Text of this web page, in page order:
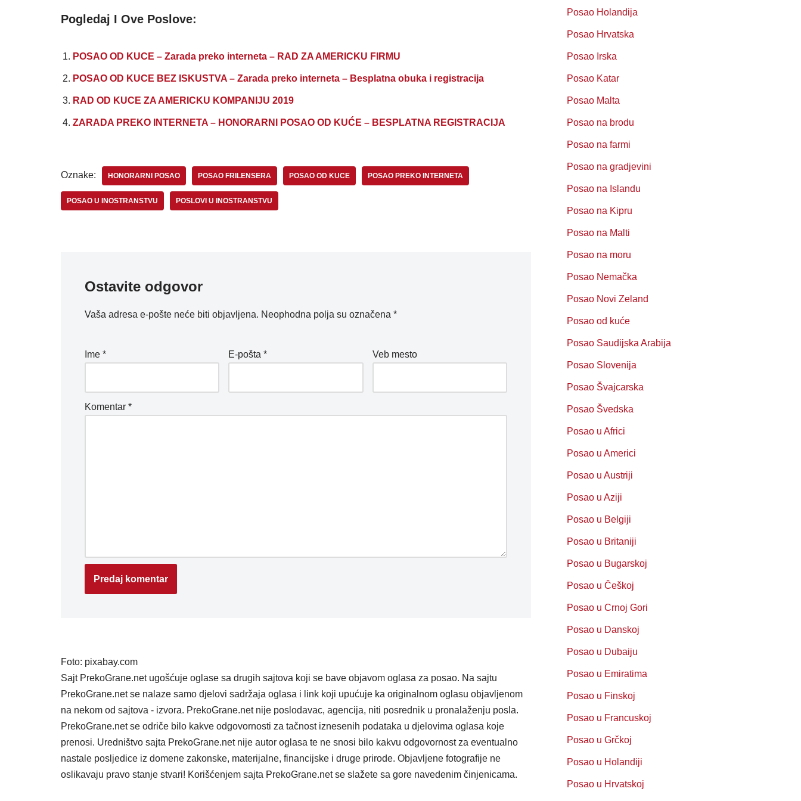
Pogledaj I Ove Poslove:
POSAO OD KUCE – Zarada preko interneta – RAD ZA AMERICKU FIRMU
POSAO OD KUCE BEZ ISKUSTVA – Zarada preko interneta – Besplatna obuka i registracija
RAD OD KUCE ZA AMERICKU KOMPANIJU 2019
ZARADA PREKO INTERNETA – HONORARNI POSAO OD KUĆE – BESPLATNA REGISTRACIJA
Oznake: HONORARNI POSAO POSAO FRILENSERA POSAO OD KUCE POSAO PREKO INTERNETA
POSAO U INOSTRANSTVU POSLOVI U INOSTRANSTVU
Ostavite odgovor
Vaša adresa e-pošte neće biti objavljena. Neophodna polja su označena *
Ime * E-pošta* Veb mesto
Komentar *
Foto: pixabay.com
Sajt PrekoGrane.net ugošćuje oglase sa drugih sajtova koji se bave objavom oglasa za posao. Na sajtu
PrekoGrane.net se nalaze samo djelovi sadržaja oglasa i link koji upućuje ka originalnom oglasu objavljenom
na nekom od sajtova - izvora. PrekoGrane.net nije poslodavac, agencija, niti posrednik u pronalaženju posla.
PrekoGrane.net se odriče bilo kakve odgovornosti za tačnost iznesenih podataka u djelovima oglasa koje
prenosi. Uredništvo sajta PrekoGrane.net nije autor oglasa te ne snosi bilo kakvu odgovornost za eventualno
nastale posljedice iz domene zakonske, materijalne, financijske i druge prirode. Objavljene fotografije ne
oslikavaju pravo stanje stvari! Korišćenjem sajta PrekoGrane.net se slažete sa gore navedenim činjenicama.
Posao Holandija
Posao Hrvatska
Posao Irska
Posao Katar
Posao Malta
Posao na brodu
Posao na farmi
Posao na gradjevini
Posao na Islandu
Posao na Kipru
Posao na Malti
Posao na moru
Posao Nemačka
Posao Novi Zeland
Posao od kuće
Posao Saudijska Arabija
Posao Slovenija
Posao Švajcarska
Posao Švedska
Posao u Africi
Posao u Americi
Posao u Austriji
Posao u Aziji
Posao u Belgiji
Posao u Britaniji
Posao u Bugarskoj
Posao u Češkoj
Posao u Crnoj Gori
Posao u Danskoj
Posao u Dubaiju
Posao u Emiratima
Posao u Finskoj
Posao u Francuskoj
Posao u Grčkoj
Posao u Holandiji
Posao u Hrvatskoj